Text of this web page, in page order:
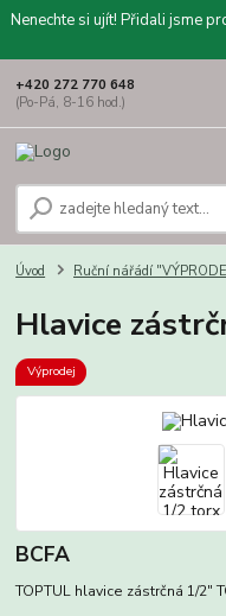
Nenechte si ujít! Přidali jsme
+420 272 770 648
(Po-Pá, 8-16 hod.)
Úvod Ruční nářádí
Hlavice
Výprodej
BCFA
TOPTUL hlavice zástrčná 1/2"